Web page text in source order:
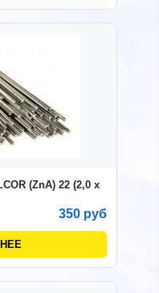
(ZnA) 22 (2,0 х
350 руб